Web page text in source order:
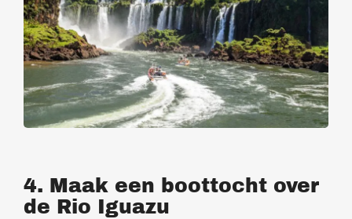
4. Maak een boottocht over
de Rio Iguazu